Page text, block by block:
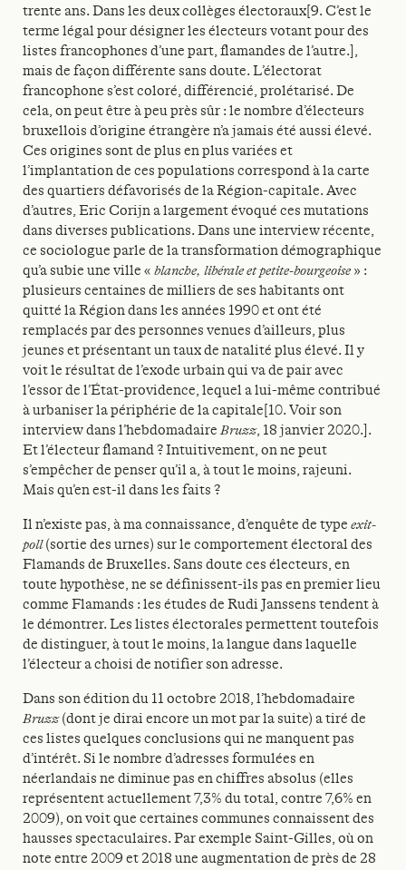
trente ans. Dans les deux collèges électoraux[9. C’est le
terme légal pour désigner les électeurs votant pour des
listes francophones d’une part, flamandes de l’autre.],
mais de façon différente sans doute. L’électorat
francophone s’est coloré, différencié, prolétarisé. De
cela, on peut être à peu près sûr : le nombre d’électeurs
bruxellois d’origine étrangère n’a jamais été aussi élevé.
Ces origines sont de plus en plus variées et
l’implantation de ces populations correspond à la carte
des quartiers défavorisés de la Région-capitale. Avec
d’autres, Eric Corijn a largement évoqué ces mutations
dans diverses publications. Dans une interview récente,
ce sociologue parle de la transformation démographique
qu’a subie une ville « blanche, libérale et petite-bourgeoise » :
plusieurs centaines de milliers de ses habitants ont
quitté la Région dans les années 1990 et ont été
remplacés par des personnes venues d’ailleurs, plus
jeunes et présentant un taux de natalité plus élevé. Il y
voit le résultat de l’exode urbain qui va de pair avec
l’essor de l’État-providence, lequel a lui-même contribué
à urbaniser la périphérie de la capitale[10. Voir son
interview dans l’hebdomadaireBruzz, 18 janvier 2020.].
Et l’électeur flamand ? Intuitivement, on ne peut
s’empêcher de penser qu’il a, à tout le moins, rajeuni.
Mais qu’en est-il dans les faits ?
Il n’existe pas, à ma connaissance, d’enquête de type exit-
poll(sortie des urnes) sur le comportement électoral des
Flamands de Bruxelles. Sans doute ces électeurs, en
toute hypothèse, ne se définissent-ils pas en premier lieu
comme Flamands : les études de Rudi Janssens tendent à
le démontrer. Les listes électorales permettent toutefois
de distinguer, à tout le moins, la langue dans laquelle
l’électeur a choisi de notifier son adresse.
Dans son édition du 11 octobre 2018, l’hebdomadaire
Bruzz(dont je dirai encore un mot par la suite) a tiré de
ces listes quelques conclusions qui ne manquent pas
d’intérêt. Si le nombre d’adresses formulées en
néerlandais ne diminue pas en chiffres absolus (elles
représentent actuellement 7,3% du total, contre 7,6% en
2009), on voit que certaines communes connaissent des
hausses spectaculaires. Par exemple Saint-Gilles, où on
note entre 2009 et 2018 une augmentation de près de 28